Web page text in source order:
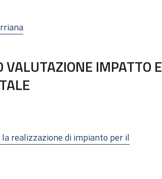
IMPATTO E
realizzazione di impianto per il